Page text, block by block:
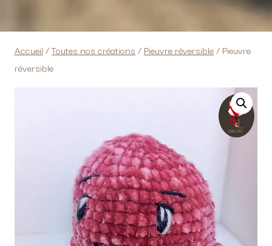
Accueil /Toutes nos créations / Pieuvre réversible/ Pieuvre
réversible